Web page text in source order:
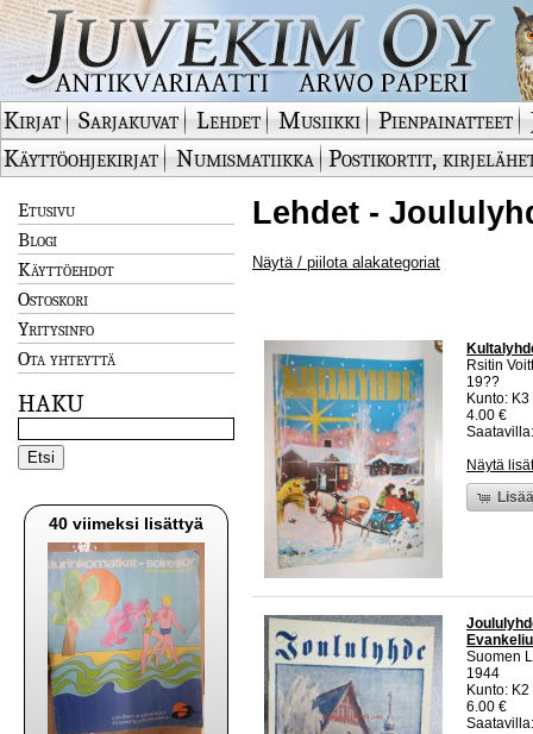
Kirjat Sarjakuvat Lehdet Musiikki Pienpainatteet
Käyttöohjekirjat
Numismatiikka Postikortit,
Etusivu
Blogi
Käyttöehdot
Ostoskori
Yritysinfo
Ota yhteyttä
HAKU
40 viimeksi lisättyä
Lehdet -
Näytä / piilota alakategoriat
Rsitin
19??
Kunto:
4.00 €
Näytä
Suomen
1944
Kunto:
6.00 €